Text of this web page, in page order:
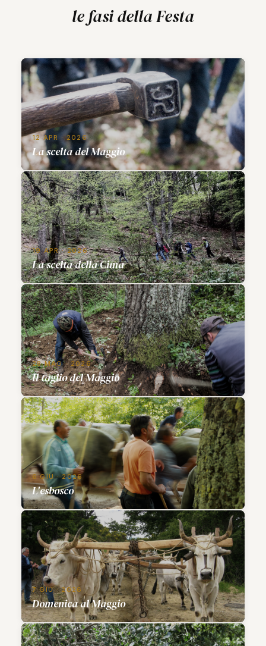
le fasi della Festa
12 APR · 2026
La scelta del Maggio
19 APR · 2026
La scelta della Cima
28 MAG · 2026
Il taglio del Maggio
6 GIU · 2026
L'esbosco
7 GIU · 2026
Domenica al Maggio